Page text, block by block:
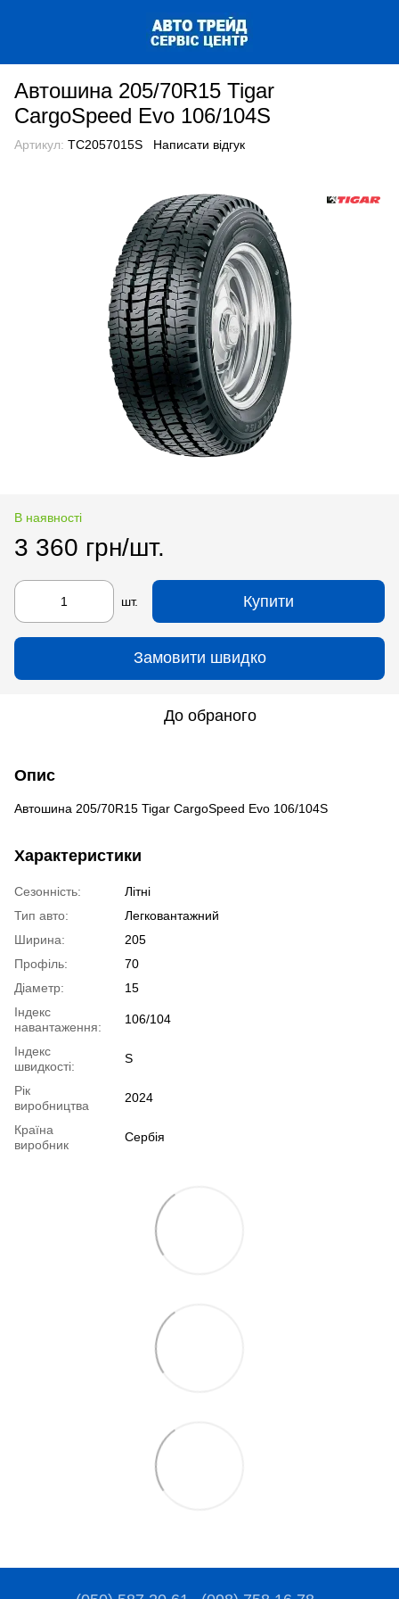
Автошина 205/70R15 Tigar
CargoSpeed Evo 106/104S
Артикул: TC2057015S Написати відгук
В наявності
3 360 грн/шт.
шт. Купити
Замовити швидко
До обраного
Опис
Автошина 205/70R15 Tigar CargoSpeed Evo 106/104S
Характеристики
Сезонність:
Літні
Тип авто:
Легковантажний
Ширина:
205
Профіль:
70
Діаметр:
15
Індекс
навантаження:
106/104
Індекс
швидкості:
S
Рік
виробництва
2024
Країна
виробник
Сербія